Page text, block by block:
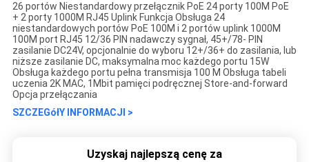
26 portów Niestandardowy przełącznik PoE 24 porty 100M PoE
+ 2 porty 1000M RJ45 Uplink Funkcja Obsługa 24
niestandardowych portów PoE 100M i 2 portów uplink 1000M
100M port RJ45 12/36 PIN nadawczy sygnał, 45+/78- PIN
zasilanie DC24V, opcjonalnie do wyboru 12+/36+ do zasilania, lub
niższe zasilanie DC, maksymalna moc każdego portu 15W
Obsługa każdego portu pełna transmisja 100 M Obsługa tabeli
uczenia 2K MAC, 1Mbit pamięci podręcznej Store-and-forward
Opcja przełączania
SZCZEGółY INFORMACJI >
Uzyskaj najlepszą cenę za